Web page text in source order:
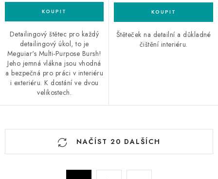
Detailingový štětec pro každý
detailingový úkol, to je
Meguiar's Multi-Purpose Bursh!
Jeho jemná vlákna jsou vhodná
a bezpečná pro práci v interiéru
i exteriéru. K dostání ve dvou
velikostech.
Štěteček na detailní a důkladné
čištění interiéru.
O
NAČÍST 20 DALŠÍCH